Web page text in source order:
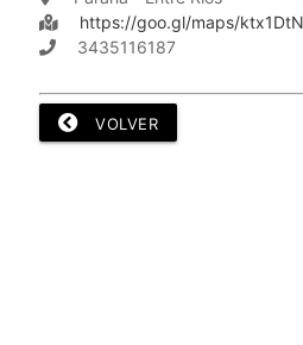
https://goo.gl/maps/
3435116187
VOLVER